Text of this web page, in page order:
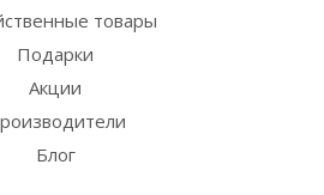
товары
Подарки
Акции
Блог